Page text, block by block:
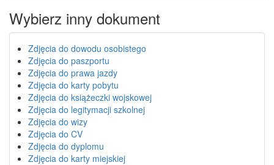
Wybierz inny dokument
Zdjęcia do dowodu osobistego
Zdjęcia do paszportu
Zdjęcia do prawa jazdy
Zdjęcia do karty pobytu
Zdjęcia do książeczki wojskowej
Zdjęcia do legitymacji szkolnej
Zdjęcia do wizy
Zdjęcia do CV
Zdjęcia do dyplomu
Zdjęcia do karty miejskiej